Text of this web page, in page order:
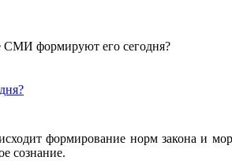
СМИ формируют его сегодня?
формирование норм закона и
сознание.